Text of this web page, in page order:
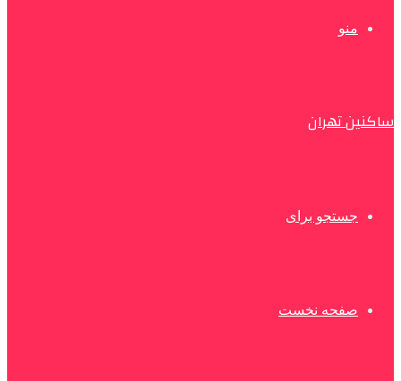
منو
ساکنین تهران
جستجو برای
صفحه نخست